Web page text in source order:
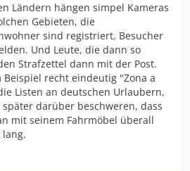
Ländern hängen simpel Kameras
Gebieten, die
sind registriert, Besucher
Und Leute, die dann so
Strafzettel dann mit der Post.
recht eindeutig "Zona a
Listen an deutschen Urlaubern,
darüber beschweren, dass
mit seinem Fahrmöbel überall